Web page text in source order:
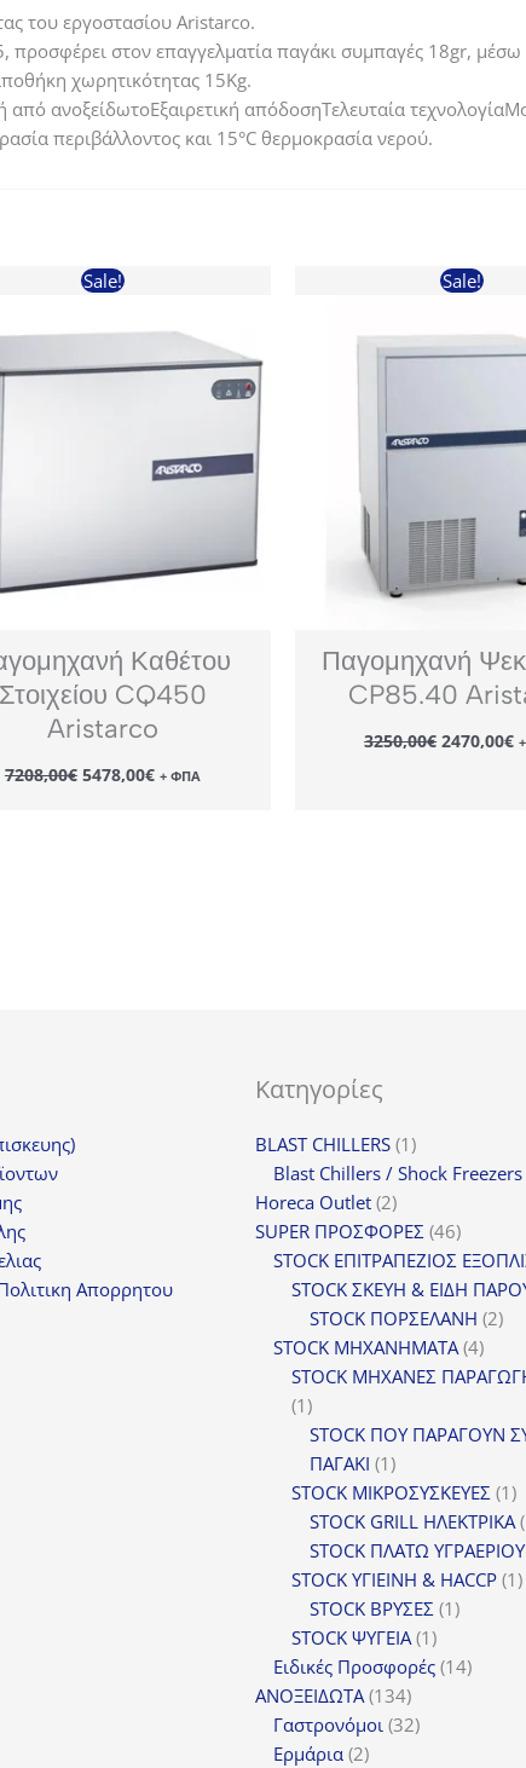
του εργοστασίου Aristarco.
προσφέρει στον επαγγελματία παγάκι συμπαγές 18gr,
χωρητικότητας 15Kg.
ανοξείδωτοΕξαιρετική απόδοσηΤελευταία
περιβάλλοντος και 15°C θερμοκρασία νερού.
Sale!
Καθέτου
Στοιχείου CQ450
Aristarco
7208,00€ Original
price
5478,00€Η
τρέχουσα
+ ΦΠΑ
Sale!
Παγομηχανή
CP85.40
3250,00€ Original
price
2470,00€Η
Απορρητου
Κατηγορίες
BLAST CHILLERS 11
προϊόν
Blast Chillers / Shock Freezers
Horeca Outlet 22
προϊόντα
SUPER ΠΡΟΣΦΟΡΕΣ 4646
STOCK ΕΠΙΤΡΑΠΕΖΙΟΣ
STOCK ΣΚΕΥΗ & ΕΙΔΗ
STOCK ΠΟΡΣΕΛΑΝΗ 22
STOCK ΜΗΧΑΝΗΜΑΤΑ 44
STOCK ΜΗΧΑΝΕΣ
11
προϊόν
STOCK ΠΟΥ ΠΑΡΑΓΟΥΝ
ΠΑΓΑΚΙ 11
προϊόν
STOCK ΜΙΚΡΟΣΥΣΚΕΥΕΣ 11
STOCK GRILL ΗΛΕΚΤΡΙΚΑ
STOCK ΠΛΑΤΩ ΥΓΡΑΕΡΙΟΥ
STOCK ΥΓΙΕΙΝΗ & HACCP 11
STOCK ΒΡΥΣΕΣ 11
STOCK ΨΥΓΕΙΑ 11
προϊόν
Ειδικές Προσφορές 1414
ΑΝΟΞΕΙΔΩΤΑ 134134
προϊόντα
Γαστρονόμοι 3232
Ερμάρια 22